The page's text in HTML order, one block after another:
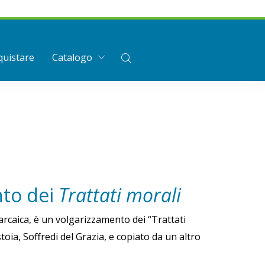
Catalogo
dei Trattati morali
è un volgarizzamento dei “Trattati
Soffredi del Grazia, e copiato da un altro